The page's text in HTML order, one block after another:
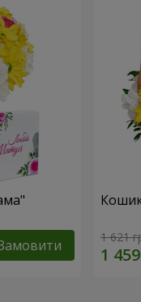
1 621